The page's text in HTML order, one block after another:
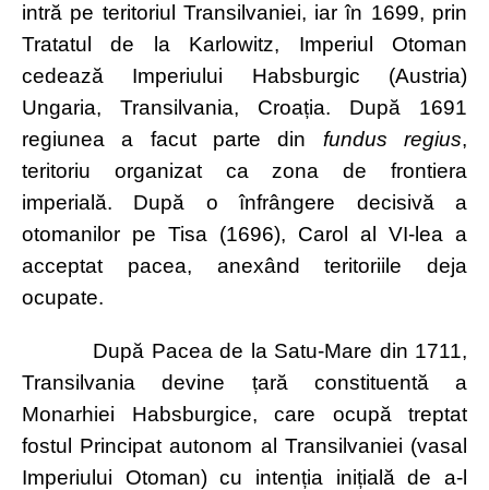
intră pe teritoriul Transilvaniei, iar în 1699, prin
Tratatul de la Karlowitz, Imperiul Otoman
cedează Imperiului Habsburgic (Austria)
Ungaria, Transilvania, Croația. După 1691
regiunea a facut parte din fundus regius,
teritoriu organizat ca zona de frontiera
imperială. După o înfrângere decisivă a
otomanilor pe Tisa (1696), Carol al VI-lea a
acceptat pacea, anexând teritoriile deja
ocupate.
După Pacea de la Satu-Mare din 1711,
Transilvania devine țară constituentă a
Monarhiei Habsburgice, care ocupă treptat
fostul Principat autonom al Transilvaniei (vasal
Imperiului Otoman) cu intenția inițială de a-l